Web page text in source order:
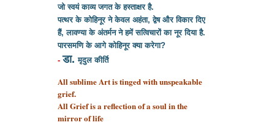
जो स्वयं काव्य जगत के हस्ताक्षर है.
पत्थर के कोहिनूर ने केवल अहंता, द्वेष और विकार दिए
हैं, लावण्या के अंतर्मन ने हमें सत्विचारों का नूर दिया है.
पारसमणि के आगे कोहिनूर क्या करेगा?
- डा.मृदुल कीर्ति
All sublime Art is tinged with unspeakable
grief.
All Grief is a reflection of a soulin the
mirror of life